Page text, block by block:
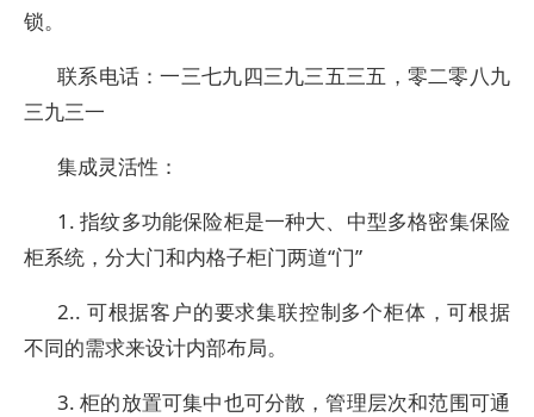
锁。
联系电话：一三七九四三九三五三五，零二零八九
三九三一
集成灵活性：
1. 指纹多功能保险柜是一种大、中型多格密集保险
柜系统，分大门和内格子柜门两道“门”
2.. 可根据客户的要求集联控制多个柜体，可根据
不同的需求来设计内部布局。
3. 柜的放置可集中也可分散，管理层次和范围可通